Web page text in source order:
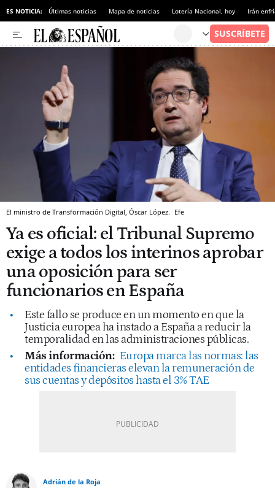
ES NOTICIA: Últimas noticias Mapa de noticias Lotería Nacional, hoy Irán
El ministro de Transformación Digital, Óscar López. Efe
Ya es oficial: el Tribunal Supremo
exige a todos los interinos aprobar
una oposición para ser
funcionarios en España
Este fallo se produce en un momento en que la
Justicia europea ha instado a España a reducir la
temporalidad en las administraciones públicas.
Más información: Europa marca las normas: las
entidades financieras elevan la remuneración de
sus cuentas y depósitos hasta el 3% TAE
Adrián de la Roja